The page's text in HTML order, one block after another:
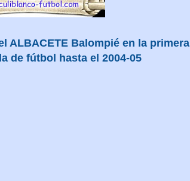
ALBACETE Balompié en la primera
de fútbol hasta el 2004-05